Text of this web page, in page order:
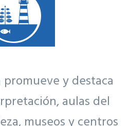
y destaca
aulas del